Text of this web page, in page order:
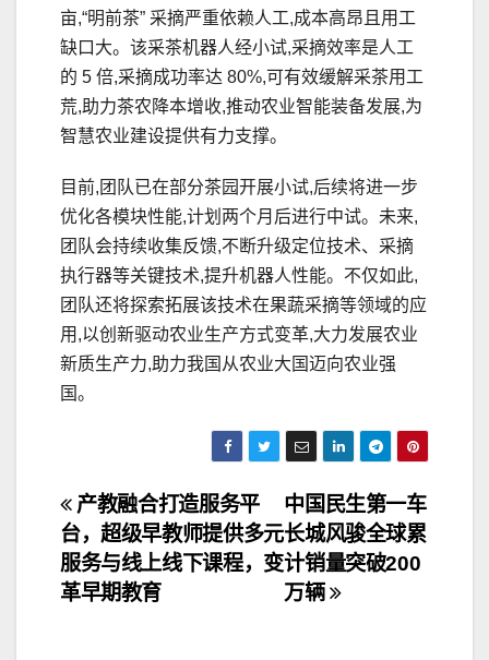
亩,“明前茶” 采摘严重依赖人工,成本高昂且用工
缺口大。该采茶机器人经小试,采摘效率是人工
的 5 倍,采摘成功率达 80%,可有效缓解采茶用工
荒,助力茶农降本增收,推动农业智能装备发展,为
智慧农业建设提供有力支撑。
目前,团队已在部分茶园开展小试,后续将进一步
优化各模块性能,计划两个月后进行中试。未来,
团队会持续收集反馈,不断升级定位技术、采摘
执行器等关键技术,提升机器人性能。不仅如此,
团队还将探索拓展该技术在果蔬采摘等领域的应
用,以创新驱动农业生产方式变革,大力发展农业
新质生产力,助力我国从农业大国迈向农业强
国。
文
章
导
中国民生第一车
长城风骏全球累
计销量突破200
万辆
产教融合打造服务平
台，超级早教师提供多元
服务与线上线下课程，变
革早期教育